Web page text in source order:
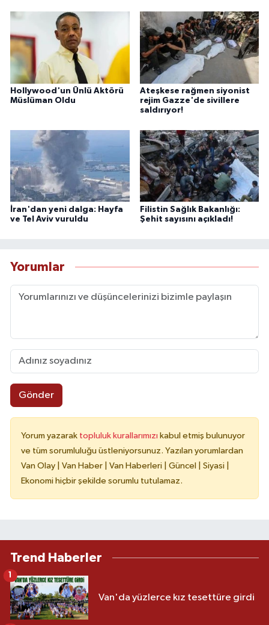
Hollywood'un Ünlü Aktörü
Müslüman Oldu
Ateşkese rağmen siyonist
rejim Gazze'de sivillere
saldırıyor!
İran'dan yeni dalga: Hayfa
ve Tel Aviv vuruldu
Filistin Sağlık Bakanlığı:
Şehit sayısını açıkladı!
Yorumlar
Gönder
Yorum yazarak topluluk kurallarımızı kabul etmiş bulunuyor
ve tüm sorumluluğu üstleniyorsunuz. Yazılan yorumlardan
Van Olay | Van Haber | Van Haberleri | Güncel | Siyasi |
Ekonomi hiçbir şekilde sorumlu tutulamaz.
Trend Haberler
Van'da yüzlerce kız tesettüre girdi